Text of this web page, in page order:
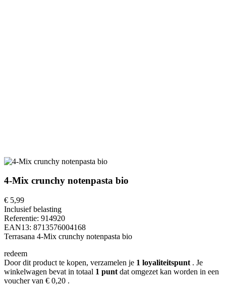
4-Mix crunchy notenpasta bio
€ 5,99
Inclusief belasting
Referentie: 914920
EAN13: 8713576004168
Terrasana 4-Mix crunchy notenpasta bio
redeem
Door dit product te kopen, verzamelen je 1 loyaliteitspunt . Je
winkelwagen bevat in totaal 1 punt dat omgezet kan worden in een
voucher van € 0,20 .